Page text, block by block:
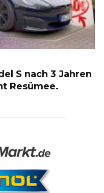
S nach 3 Jahren
Resümee.